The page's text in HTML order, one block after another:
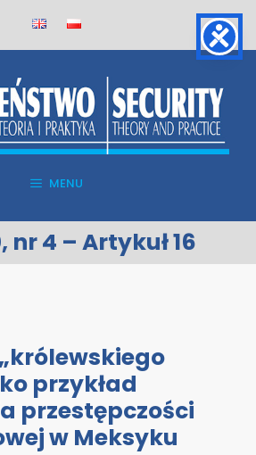
MENU
nr 4 – Artykuł 16
przykład
przestępczości
w Meksyku